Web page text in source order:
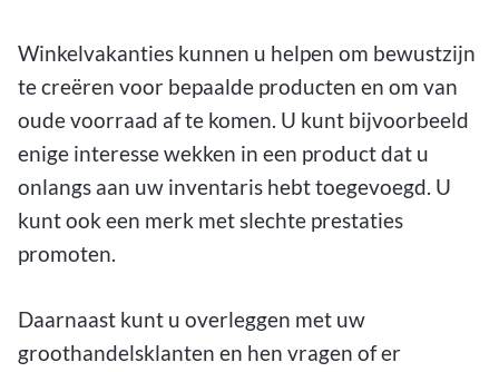
Winkelvakanties kunnen u helpen om bewustzijn
te creëren voor bepaalde producten en om van
oude voorraad af te komen. U kunt bijvoorbeeld
enige interesse wekken in een product dat u
onlangs aan uw inventaris hebt toegevoegd. U
kunt ook een merk met slechte prestaties
promoten.
Daarnaast kunt u overleggen met uw
groothandelsklanten en hen vragen of er